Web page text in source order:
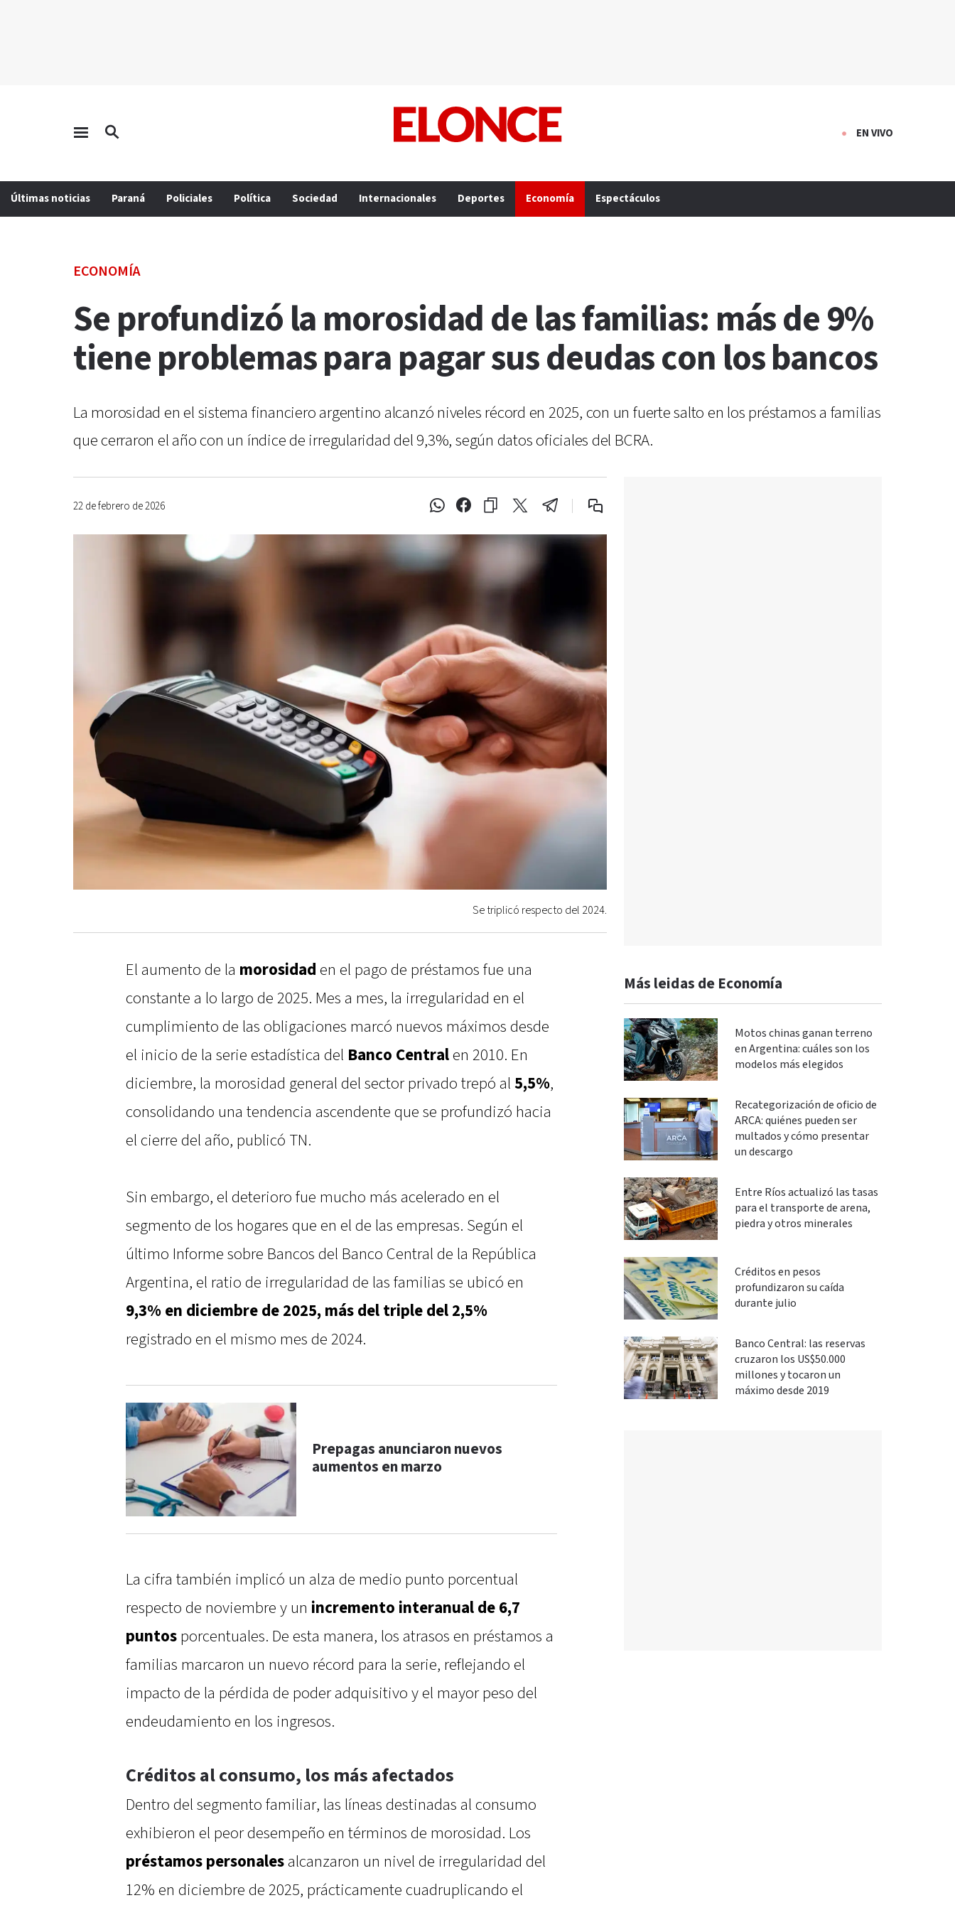
EN VIVO
Últimas noticias Paraná Policiales Política Sociedad Internacionales Deportes Economía Espectáculos
ECONOMÍA
Se profundizó la morosidad de las familias: más de 9%
tiene problemas para pagar sus deudas con los bancos
La morosidad en el sistema financiero argentino alcanzó niveles récord en 2025, con un fuerte salto en los préstamos a familias
que cerraron el año con un índice de irregularidad del 9,3%, según datos oficiales del BCRA.
22 de febrero de 2026
Se triplicó respecto del 2024.
El aumento de la morosidad en el pago de préstamos fue una
constante a lo largo de 2025. Mes a mes, la irregularidad en el
cumplimiento de las obligaciones marcó nuevos máximos desde
el inicio de la serie estadística del Banco Centralen 2010. En
diciembre, la morosidad general del sector privado trepó al 5,5%,
consolidando una tendencia ascendente que se profundizó hacia
el cierre del año, publicó TN.
Sin embargo, el deterioro fue mucho más acelerado en el
segmento de los hogares que en el de las empresas. Según el
último Informe sobre Bancos del Banco Central de la República
Argentina, el ratio de irregularidad de las familias se ubicó en
9,3% en diciembre de 2025, más del triple del 2,5%
registrado en el mismo mes de 2024.
Prepagas anunciaron nuevos
aumentos en marzo
La cifra también implicó un alza de medio punto porcentual
respecto de noviembre y un incremento interanual de 6,7
puntos porcentuales. De esta manera, los atrasos en préstamos a
familias marcaron un nuevo récord para la serie, reflejando el
impacto de la pérdida de poder adquisitivo y el mayor peso del
endeudamiento en los ingresos.
Créditos al consumo, los más afectados
Dentro del segmento familiar, las líneas destinadas al consumo
exhibieron el peor desempeño en términos de morosidad. Los
préstamos personales alcanzaron un nivel de irregularidad del
12% en diciembre de 2025, prácticamente cuadruplicando el
Más leidas de Economía
Motos chinas ganan terreno
en Argentina: cuáles son los
modelos más elegidos
Recategorización de oficio de
ARCA: quiénes pueden ser
multados y cómo presentar
un descargo
Entre Ríos actualizó las tasas
para el transporte de arena,
piedra y otros minerales
Créditos en pesos
profundizaron su caída
durante julio
Banco Central: las reservas
cruzaron los US$50.000
millones y tocaron un
máximo desde 2019